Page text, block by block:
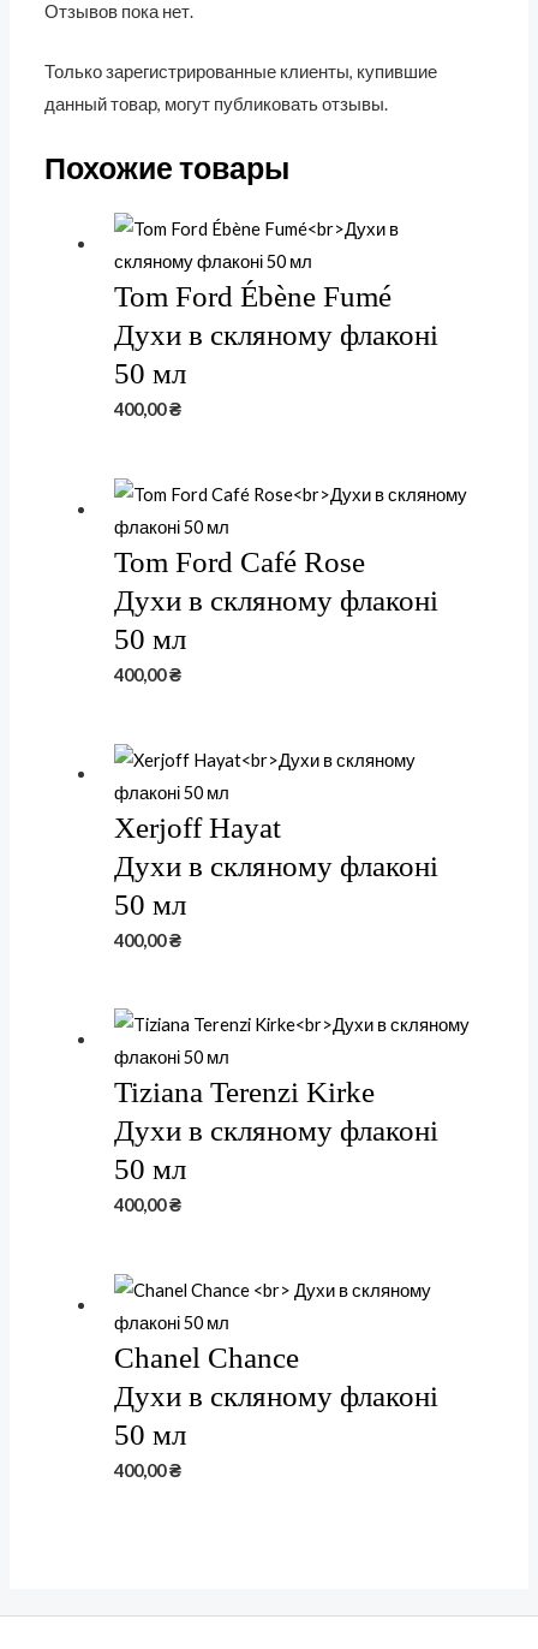
Отзывов пока нет.
Только зарегистрированные клиенты, купившие
данный товар, могут публиковать отзывы.
Похожие товары
Tom Ford Ébène Fumé
Духи в скляному флаконі
50 мл
400,00₴
Tom Ford Café Rose
Духи в скляному флаконі
50 мл
400,00₴
Xerjoff Hayat
Духи в скляному флаконі
50 мл
400,00₴
Tiziana Terenzi Kirke
Духи в скляному флаконі
50 мл
400,00₴
Chanel Chance
Духи в скляному флаконі
50 мл
400,00₴